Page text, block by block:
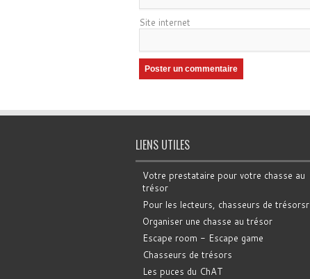
Site internet
LIENS UTILES
Votre prestataire pour votre chasse au
trésor
Pour les lecteurs, chasseurs de trésorsr
Organiser une chasse au trésor
Escape room - Escape game
Chasseurs de trésors
Les puces du ChAT